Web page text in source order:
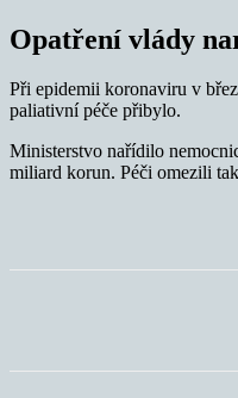
Opatření vlády
Při epidemii koronaviru v
paliativní péče přibylo.
Ministerstvo nařídilo
miliard korun. Péči omezili